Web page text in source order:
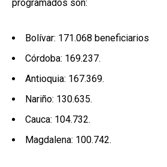
programados son:
Bolívar: 171.068 beneficiarios
Córdoba: 169.237.
Antioquia: 167.369.
Nariño: 130.635.
Cauca: 104.732.
Magdalena: 100.742.